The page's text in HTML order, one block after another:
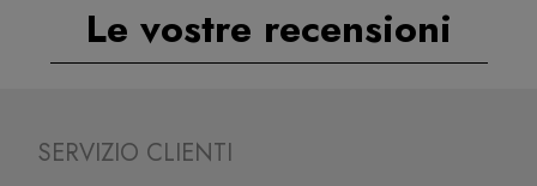
Le vostre recensioni
SERVIZIO CLIENTI